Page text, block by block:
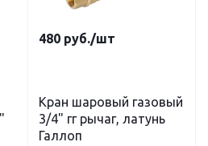
480 руб./шт
Кран шаровый газовый
3/4" гг рычаг, латунь
Галлоп